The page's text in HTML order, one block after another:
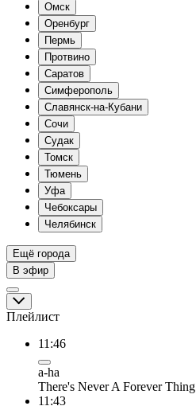
Омск
Оренбург
Пермь
Протвино
Саратов
Симферополь
Славянск-на-Кубани
Сочи
Судак
Томск
Тюмень
Уфа
Чебоксары
Челябинск
Ещё города
В эфир
Плейлист
11:46
a-ha
There's Never A Forever Thing
11:43